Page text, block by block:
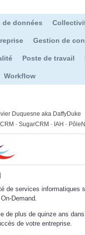
de données
Gestion de
Poste de travail
Workflow
Duquesne aka DaffyDuke
- SugarCRM - IAH -
de services informatiques
Demand.
de plus de quinze ans
de votre entreprise.